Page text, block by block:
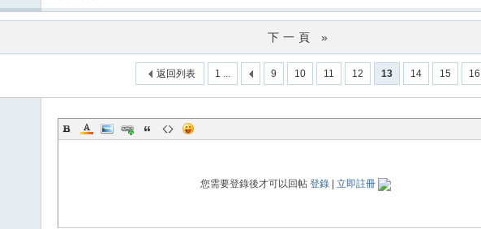
下一頁 »
1 ... 9 10 11 12 13 14 15 16
返回列表
您需要登錄後才可以回帖 登錄 立即註冊